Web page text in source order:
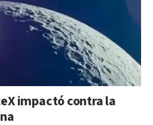
impactó contra la